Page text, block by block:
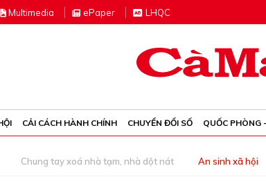
Multimedia ePaper LHQC
CẢI CÁCH HÀNH CHÍNH CHUYỂN ĐỔI SỐ QUỐC PHÒNG
Chung tay xoá nhà tạm, nhà dột nát An sinh xã hội